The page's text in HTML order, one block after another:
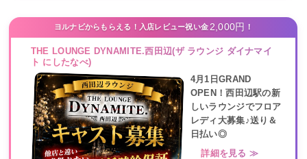
ヨルナビからもらえる！入店レビュー祝い金 2,000円 ！
THE LOUNGE DYNAMITE.西田辺(ザ ラウンジ ダイナマイ
ト にしたなべ)
4月1日GRAND
OPEN！西田辺駅の新
しいラウンジでフロア
レディ大募集♪送り＆
日払い◎
詳細を見る ≫